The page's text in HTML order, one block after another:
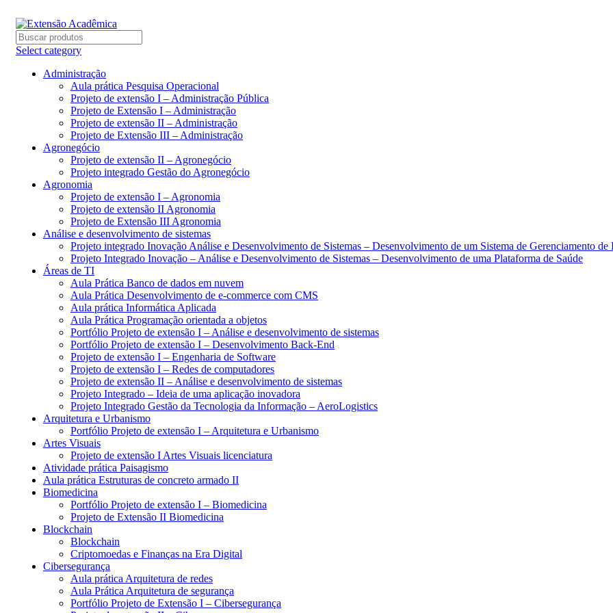
Select category
Administração
Aula prática Pesquisa Operacional
Projeto de extensão I – Administração Pública
Projeto de Extensão I – Administração
Projeto de extensão II – Administração
Projeto de Extensão III – Administração
Agronegócio
Projeto de extensão II – Agronegócio
Projeto integrado Gestão do Agronegócio
Agronomia
Projeto de extensão I – Agronomia
Projeto de extensão II Agronomia
Projeto de Extensão III Agronomia
Análise e desenvolvimento de sistemas
Projeto integrado Inovação Análise e Desenvolvimento de Sistemas – Desenvolvimento de um Sistema de Gerenciamento de
Projeto Integrado Inovação – Análise e Desenvolvimento de Sistemas – Desenvolvimento de uma Plataforma de Saúde
Áreas de TI
Aula Prática Banco de dados em nuvem
Aula Prática Desenvolvimento de e-commerce com CMS
Aula prática Informática Aplicada
Aula Prática Programação orientada a objetos
Portfólio Projeto de extensão I – Análise e desenvolvimento de sistemas
Portfólio Projeto de extensão I – Desenvolvimento Back-End
Projeto de extensão I – Engenharia de Software
Projeto de extensão I – Redes de computadores
Projeto de extensão II – Análise e desenvolvimento de sistemas
Projeto Integrado – Ideia de uma aplicação inovadora
Projeto Integrado Gestão da Tecnologia da Informação – AeroLogistics
Arquitetura e Urbanismo
Portfólio Projeto de extensão I – Arquitetura e Urbanismo
Artes Visuais
Projeto de extensão I Artes Visuais licenciatura
Atividade prática Paisagismo
Aula prática Estruturas de concreto armado II
Biomedicina
Portfólio Projeto de extensão I – Biomedicina
Projeto de Extensão II Biomedicina
Blockchain
Blockchain
Criptomoedas e Finanças na Era Digital
Cibersegurança
Aula prática Arquitetura de redes
Aula Prática Arquitetura de segurança
Portfólio Projeto de Extensão I – Cibersegurança